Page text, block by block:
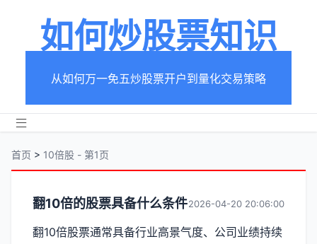
如何炒股票知识
从如何万一免五炒股票开户到量化交易策略
首页 > 10倍股 - 第1页
分
类
翻10倍的股票具备什么条件2026-04-20 20:06:00
翻10倍股票通常具备行业高景气度、公司业绩持续